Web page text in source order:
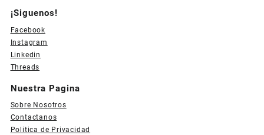
¡Siguenos!
Facebook
Instagram
Linkedin
Threads
Nuestra Pagina
Sobre Nosotros
Contactanos
Politica de Privacidad